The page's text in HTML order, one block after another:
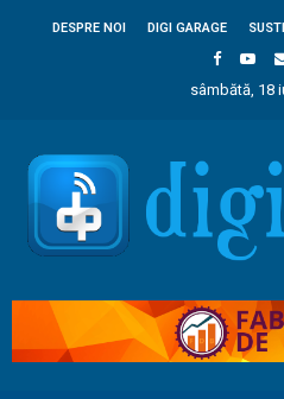
DESPRE NOI DIGI GARAGE
sâmbătă, 18